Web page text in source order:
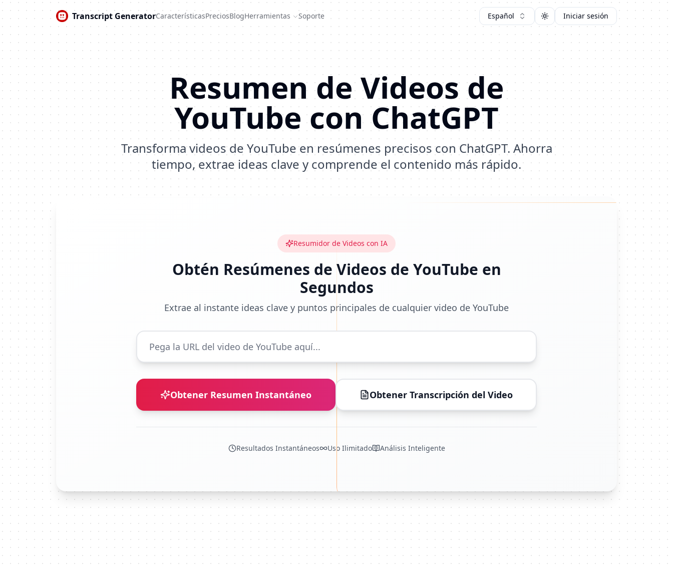
Transcript GeneratorCaracterísticasPreciosBlogHerramientas Soporte Español Toggle theme
Iniciar sesión
Resumen de Videos de
YouTube con ChatGPT
Transforma videos de YouTube en resúmenes precisos con ChatGPT. Ahorra
tiempo, extrae ideas clave y comprende el contenido más rápido.
Resumidor de Videos con IA
Obtén Resúmenes de Videos de YouTube en
Segundos
Extrae al instante ideas clave y puntos principales de cualquier video de YouTube
Obtener Resumen Instantáneo Obtener Transcripción del Video
Resultados Instantáneos Uso Ilimitado Análisis Inteligente